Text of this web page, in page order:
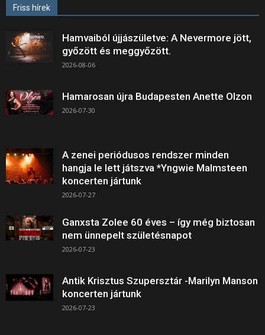
Friss hírek
Hamvaiból újjászületve: A Nevermore jött,
győzött és meggyőzött.
2026-08-06
Hamarosan újra Budapesten Anette Olzon
2026-07-30
A zenei periódusos rendszer minden
hangja le lett játszva *Yngwie Malmsteen
koncerten jártunk
2026-07-27
Ganxsta Zolee 60 éves – így még biztosan
nem ünnepelt születésnapot
2026-07-23
Antik Krisztus Szupersztár -Marilyn Manson
koncerten jártunk
2026-07-23